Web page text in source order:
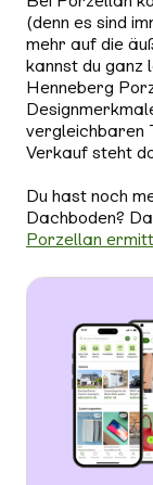
(denn es sind
mehr auf die
kannst du ganz
Henneberg
vergleichbaren
Verkauf steht
Du hast noch
Dachboden?
Porzellan